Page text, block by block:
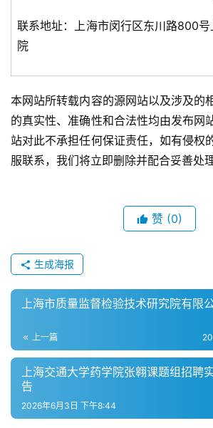
联系地址：上海市闵行区东川路800
院
本网站所转载内容的源网站以及涉及的
的真实性、准确性和合法性均由发布网
站对此不承担任何保证责任，如有侵权
服联系，我们将立即删除并配合妥善处理
赞 (0)
生成海报
上海市质量监督检验技术研究院有限
上一篇
上海交通大学药学院张翱课题组招聘
告
2026年6月3日 下午8:44